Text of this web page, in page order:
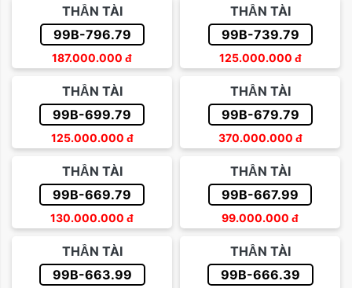
THẦN TÀI
99B-796.79
187.000.000 đ
THẦN TÀI
99B-739.79
125.000.000 đ
THẦN TÀI
99B-699.79
125.000.000 đ
THẦN TÀI
99B-679.79
370.000.000 đ
THẦN TÀI
99B-669.79
130.000.000 đ
THẦN TÀI
99B-667.99
99.000.000 đ
THẦN TÀI
99B-663.99
THẦN TÀI
99B-666.39